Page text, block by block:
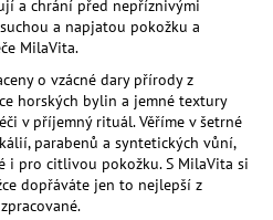
a chrání před nepříznivými
a napjatou pokožku a
MilaVita.
o vzácné dary přírody z
horských bylin a jemné textury
v příjemný rituál. Věříme v šetrné
parabenů a syntetických vůní,
i pro citlivou pokožku. S MilaVita si
dopřáváte jen to nejlepší z